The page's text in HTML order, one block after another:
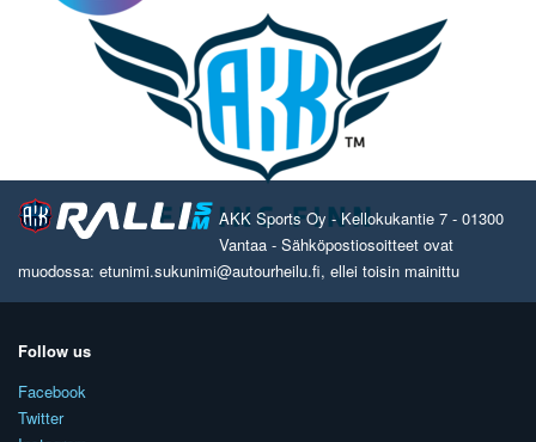
AKK Sports Oy - Kellokukantie 7 - 01300
Vantaa - Sähköpostiosoitteet ovat
muodossa: etunimi.sukunimi@autourheilu.fi, ellei toisin mainittu
Follow us
Facebook
Twitter